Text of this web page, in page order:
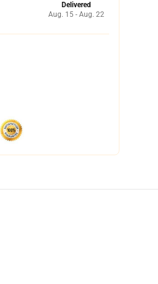
Delivered
Aug. 15 - Aug. 22